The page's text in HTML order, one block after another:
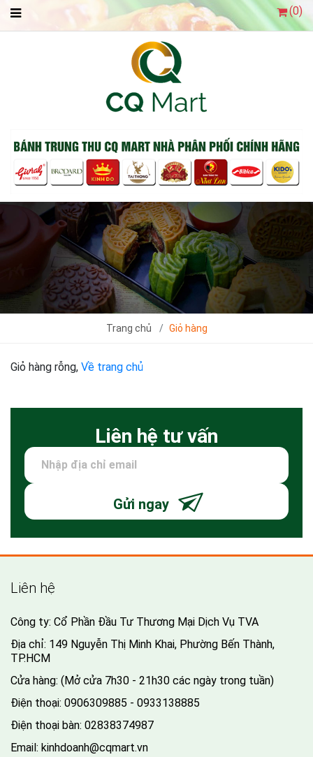
(0)
Trang chủ Giỏ hàng
Giỏ hàng rỗng, Về trang chủ
Liên hệ tư vấn
Gửi ngay
Liên hệ
Công ty: Cổ Phần Đầu Tư Thương Mại Dịch Vụ TVA
Địa chỉ: 149 Nguyễn Thị Minh Khai, Phường Bến Thành,
TP.HCM
Cửa hàng: (Mở cửa 7h30 - 21h30 các ngày trong tuần)
Điện thoại: 0906309885 - 0933138885
Điện thoại bàn: 02838374987
Email: kinhdoanh@cqmart.vn